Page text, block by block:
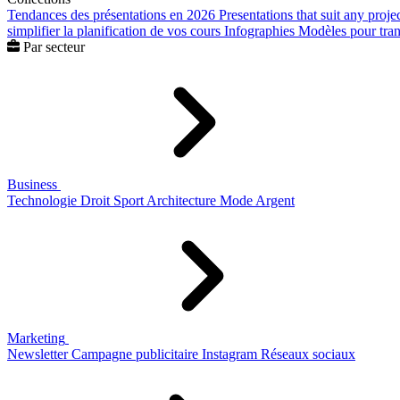
Tendances des présentations en 2026 Presentations that suit any
simplifier la planification de vos cours Infographies Modèles pour
Par secteur
Business
Technologie Droit Sport Architecture Mode Argent
Marketing
Newsletter Campagne publicitaire Instagram Réseaux sociaux